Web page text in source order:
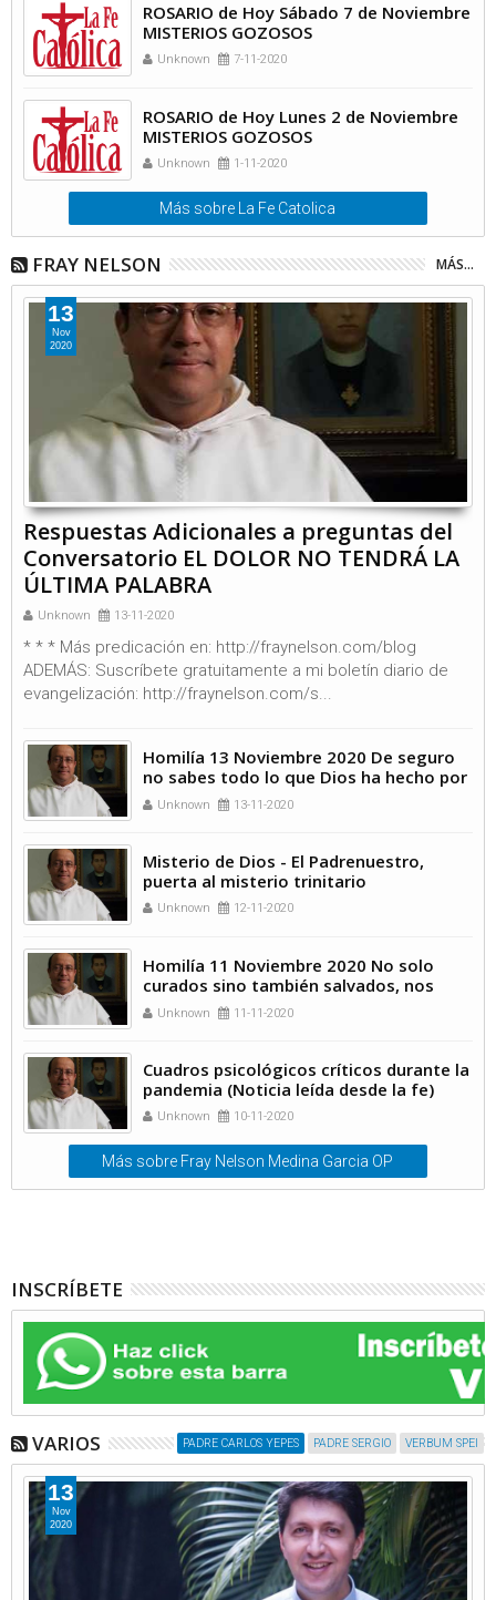
ROSARIO de Hoy Sábado 7 de Noviembre
MISTERIOS GOZOSOS
Unknown 7-11-2020
ROSARIO de Hoy Lunes 2 de Noviembre
MISTERIOS GOZOSOS
Unknown 1-11-2020
Más sobre La Fe Catolica
FRAY NELSON MÁS...
13
Nov
2020
Respuestas Adicionales a preguntas del
Conversatorio EL DOLOR NO TENDRÁ LA
ÚLTIMA PALABRA
Unknown 13-11-2020
* * * Más predicación en: http://fraynelson.com/blog
ADEMÁS: Suscríbete gratuitamente a mi boletín diario de
evangelización: http://fraynelson.com/s...
Homilía 13 Noviembre 2020 De seguro
no sabes todo lo que Dios ha hecho por
ti Unknown 13-11-2020
Misterio de Dios - El Padrenuestro,
puerta al misterio trinitario
Unknown 12-11-2020
Homilía 11 Noviembre 2020 No solo
curados sino también salvados, nos
quiere Cristo
Unknown 11-11-2020
Cuadros psicológicos críticos durante la
pandemia (Noticia leída desde la fe)
Unknown 10-11-2020
Más sobre Fray Nelson Medina Garcia OP
INSCRÍBETE
VARIOS PADRE CARLOS YEPES PADRE SERGIO VERBUM SPEI
13
Nov
2020